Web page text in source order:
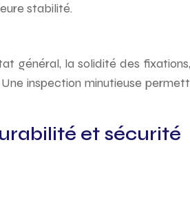
stabilité.
général, la solidité des
inspection minutieuse
et sécurité